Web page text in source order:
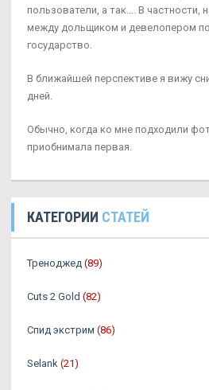
пользователи, а так.... В частности,
между дольщиком и девелопером
государство.
В ближайшей перспективе я вижу
дней.
Обычно, когда ко мне подходили
приобнимала первая.
КАТЕГОРИИ СТАТЕЙ
Треноджед (89)
Cuts 2 Gold (82)
Спид экстрим (86)
Selank (21)